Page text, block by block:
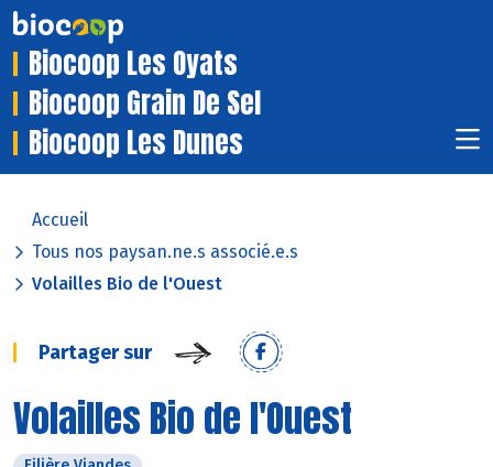
Biocoop Les Oyats
Biocoop Grain De Sel
Biocoop Les Dunes
Accueil
Tous nos paysan.ne.s associé.e.s
Volailles Bio de l'Ouest
Partager sur
Volailles Bio de l'Ouest